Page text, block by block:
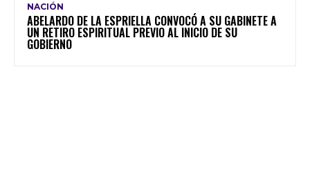
NACIÓN
ABELARDO DE LA ESPRIELLA CONVOCÓ A SU GABINETE A
UN RETIRO ESPIRITUAL PREVIO AL INICIO DE SU
GOBIERNO